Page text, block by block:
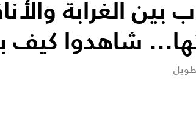
بين الغرابة
شاهدوا